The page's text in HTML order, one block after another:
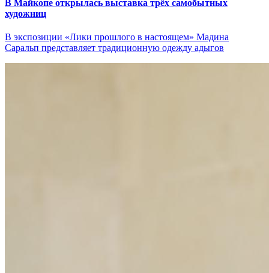
В Майкопе открылась выставка трёх самобытных
художниц
В экспозиции «Лики прошлого в настоящем» Мадина
Саральп представляет традиционную одежду адыгов